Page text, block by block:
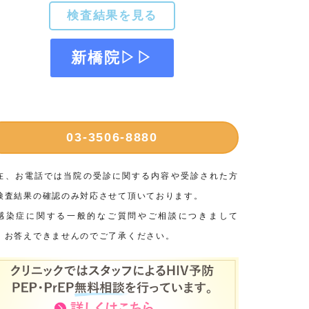
検査結果を見る
新橋院▷▷
03-3506-8880
、お電話では当院の受診に関する内容や受診された方
査結果の確認のみ対応させて頂いております。
染症に関する一般的なご質問やご相談につきまして
お答えできませんのでご了承ください。